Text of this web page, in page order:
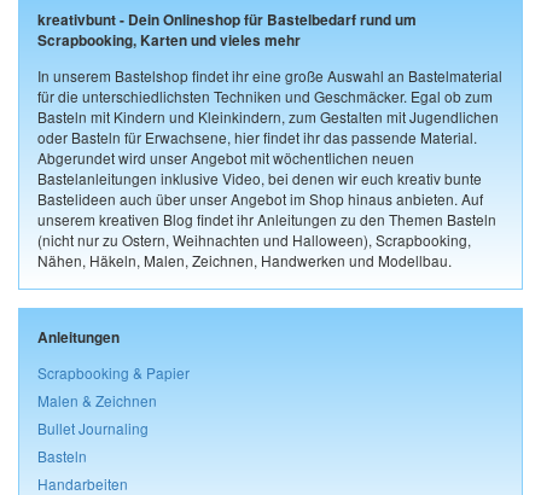
kreativbunt - Dein Onlineshop für Bastelbedarf rund um
Scrapbooking, Karten und vieles mehr
In unserem Bastelshop findet ihr eine große Auswahl an Bastelmaterial
für die unterschiedlichsten Techniken und Geschmäcker. Egal ob zum
Basteln mit Kindern und Kleinkindern, zum Gestalten mit Jugendlichen
oder Basteln für Erwachsene, hier findet ihr das passende Material.
Abgerundet wird unser Angebot mit wöchentlichen neuen
Bastelanleitungen inklusive Video, bei denen wir euch kreativ bunte
Bastelideen auch über unser Angebot im Shop hinaus anbieten. Auf
unserem kreativen Blog findet ihr Anleitungen zu den Themen Basteln
(nicht nur zu Ostern, Weihnachten und Halloween), Scrapbooking,
Nähen, Häkeln, Malen, Zeichnen, Handwerken und Modellbau.
Anleitungen
Scrapbooking & Papier
Malen & Zeichnen
Bullet Journaling
Basteln
Handarbeiten